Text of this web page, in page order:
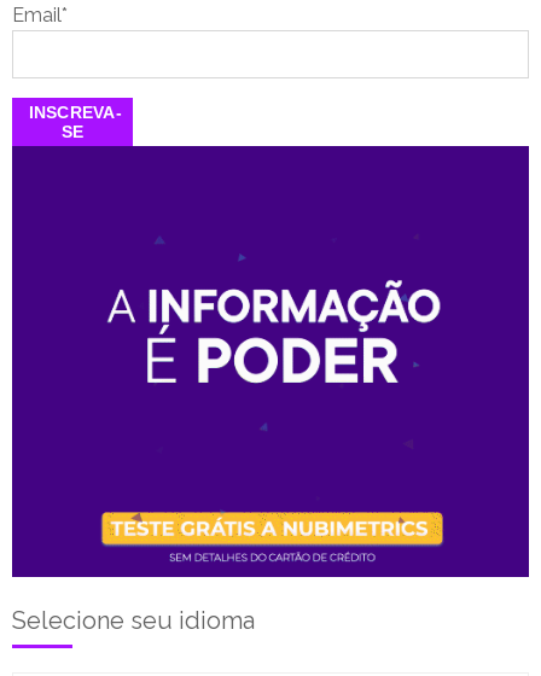
Email*
Selecione seu idioma